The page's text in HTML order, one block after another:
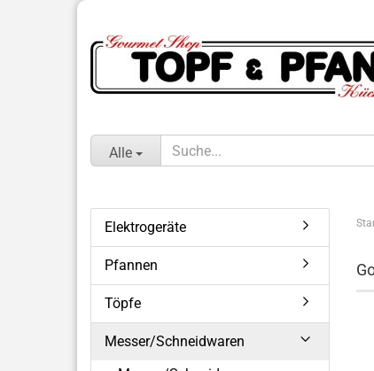
Alle
Elektrogeräte
Pfannen
Töpfe
Messer/Schneidwaren